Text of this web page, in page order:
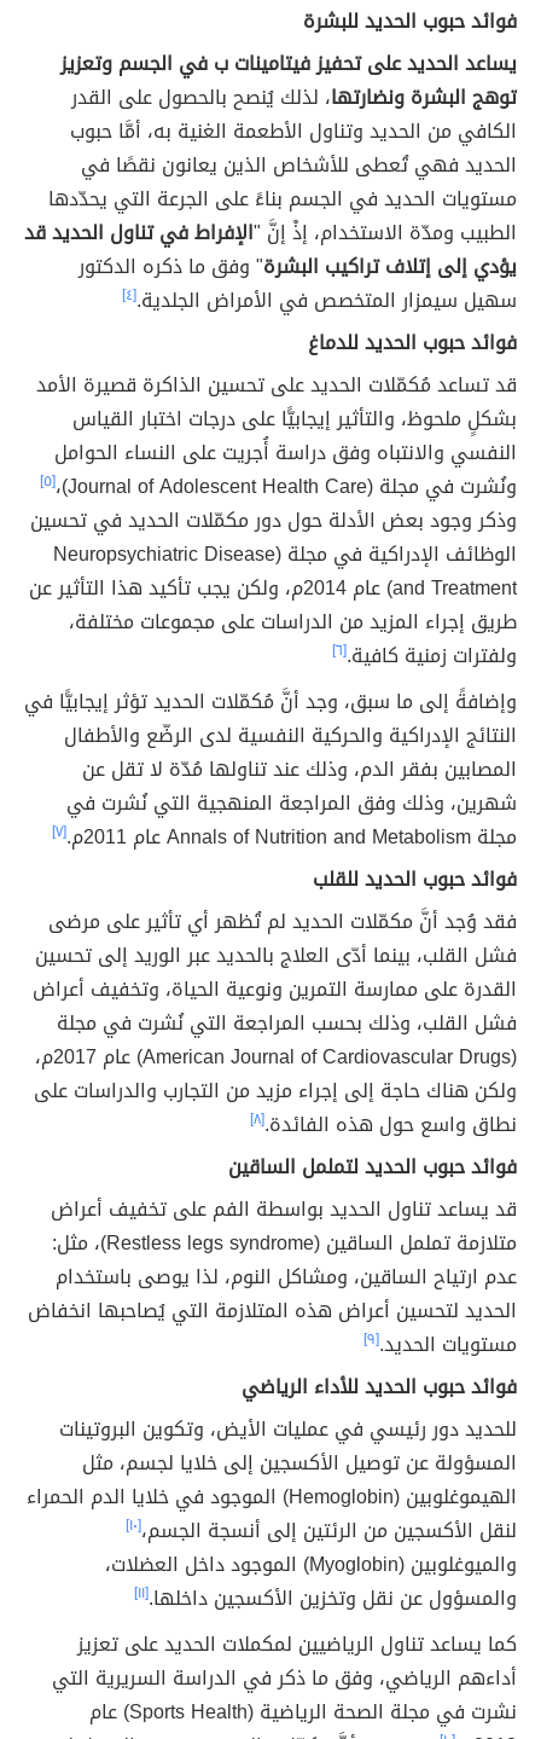
فوائد حبوب الحديد للبشرة
يساعد الحديد على تحفيز فيتامينات ب في الجسم وتعزيز
توهج البشرة ونضارتها، لذلك يُنصح بالحصول على القدر
الكافي من الحديد وتناول الأطعمة الغنية به، أمَّا حبوب
الحديد فهي تُعطى للأشخاص الذين يعانون نقصًا في
مستويات الحديد في الجسم بناءً على الجرعة التي يحدّدها
الطبيب ومدّة الاستخدام، إذْ إنَّ "الإفراط في تناول الحديد قد
يؤدي إلى إتلاف تراكيب البشرة" وفق ما ذكره الدكتور
سهيل سيمزار المتخصص في الأمراض الجلدية.[٤]
فوائد حبوب الحديد للدماغ
قد تساعد مُكمّلات الحديد على تحسين الذاكرة قصيرة الأمد
بشكلٍ ملحوظ، والتأثير إيجابيًّا على درجات اختبار القياس
النفسي والانتباه وفق دراسة أُجريت على النساء الحوامل
ونُشرت في مجلة (Journal of Adolescent Health Care)،
[٥]
وذكر وجود بعض الأدلة حول دور مكمّلات الحديد في تحسين
الوظائف الإدراكية في مجلة (Neuropsychiatric Disease
and Treatment) عام 2014م، ولكن يجب تأكيد هذا التأثير عن
طريق إجراء المزيد من الدراسات على مجموعات مختلفة،
ولفترات زمنية كافية.[٦]
وإضافةً إلى ما سبق، وجد أنَّ مُكمّلات الحديد تؤثر إيجابيًّا في
النتائج الإدراكية والحركية النفسية لدى الرضّع والأطفال
المصابين بفقر الدم، وذلك عند تناولها مُدّة لا تقل عن
شهرين، وذلك وفق المراجعة المنهجية التي نُشرت في
مجلة Annals of Nutrition and Metabolism عام 2011م.
[٧]
فوائد حبوب الحديد للقلب
فقد وُجد أنَّ مكمّلات الحديد لم تُظهر أي تأثير على مرضى
فشل القلب، بينما أدّى العلاج بالحديد عبر الوريد إلى تحسين
القدرة على ممارسة التمرين ونوعية الحياة، وتخفيف أعراض
فشل القلب، وذلك بحسب المراجعة التي نُشرت في مجلة
(American Journal of Cardiovascular Drugs) عام 2017م،
ولكن هناك حاجة إلى إجراء مزيد من التجارب والدراسات على
نطاق واسع حول هذه الفائدة.[٨]
فوائد حبوب الحديد لتململ الساقين
قد يساعد تناول الحديد بواسطة الفم على تخفيف أعراض
متلازمة تململ الساقين (Restless legs syndrome)، مثل:
عدم ارتياح الساقين، ومشاكل النوم، لذا يوصى باستخدام
الحديد لتحسين أعراض هذه المتلازمة التي يُصاحبها انخفاض
مستويات الحديد.[٩]
فوائد حبوب الحديد للأداء الرياضي
للحديد دور رئيسي في عمليات الأيض، وتكوين البروتينات
المسؤولة عن توصيل الأكسجين إلى خلايا لجسم، مثل
الهيموغلوبين (Hemoglobin) الموجود في خلايا الدم الحمراء
لنقل الأكسجين من الرئتين إلى أنسجة الجسم،[١٠]
والميوغلوبين (Myoglobin) الموجود داخل العضلات،
والمسؤول عن نقل وتخزين الأكسجين داخلها.[١١]
كما يساعد تناول الرياضيين لمكملات الحديد على تعزيز
أداءهم الرياضي، وفق ما ذكر في الدراسة السريرية التي
نشرت في مجلة الصحة الرياضية (Sports Health) عام